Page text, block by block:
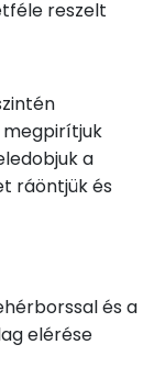
2 kcal
33 kcal
6 kcal
45.8 g
2 g
reszelt
megpirítjuk
a
ráöntjük és
és a
elérése